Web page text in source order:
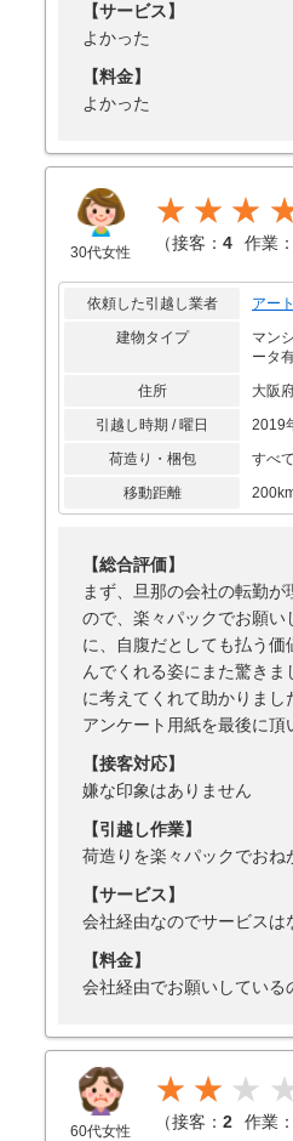
【サービス】
よかった
【料金】
よかった
30代女性 （接客： 4 作業：
依頼した引越し業者
アー
建物タイプ
マン
ータ有
住所
大阪
引越し時期 / 曜日
2019
荷造り・梱包
すべ
移動距離
【総合評価】
まず、旦那の会社の転勤
ので、楽々パックでお願
に、自腹だとしても払う
んでくれる姿にまた驚き
に考えてくれて助かりまし
アンケート用紙を最後に
【接客対応】
嫌な印象はありません
【引越し作業】
荷造りを楽々パックでおね
【サービス】
会社経由なのでサービスは
【料金】
会社経由でお願いしてい
60代女性
★★
（接客： 2 作業：